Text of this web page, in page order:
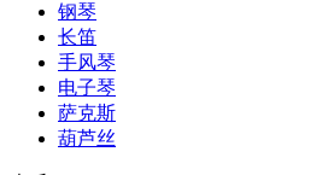
钢琴
长笛
手风琴
电子琴
萨克斯
葫芦丝